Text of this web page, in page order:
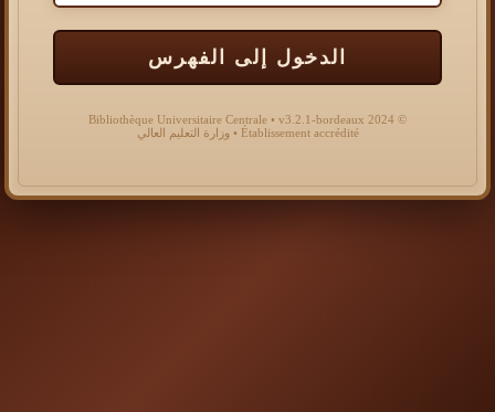
الدخول إلى الفهرس
© 2024 Bibliothèque Universitaire Centrale • v3.2.1-bordeaux
Établissement accrédité • وزارة التعليم العالي